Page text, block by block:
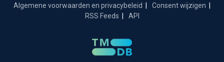
Algemene voorwaarden en privacybeleid
Consent wijzigen
RSS Feeds
API